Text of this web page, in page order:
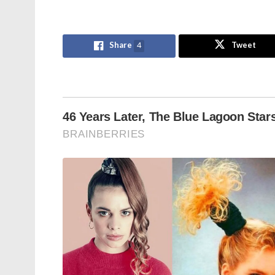
Stories you may like
ആദ്യമായി ഇന്ത്യയിലേക്ക് ; ഇന്തോ-
പസഫിക്കിൽ പ്രതിരോധ സഹകരണം
ശക്തമാക്കാൻ തീരുമാനം
തീവ്രവാദ പ്രചാരണത്തിനെതിരെ
ഫഡ്നാവിസ് ; തീവ്രനിലപാടുള്ള 114
പ്രസിദ്ധീകരണങ്ങൾ നിരോധിച്ച്
മഹാരാഷ്ട്ര സർക്കാർ
പ്രതിരോധ കയറ്റുമതിയാണ് ഇന്ത്യ
വർധിച്ച് 88,319 കോടി രൂപയായി
എത്രത്തോളം വളർന്നിരിക്കുന്നു
Share 4 Tweet